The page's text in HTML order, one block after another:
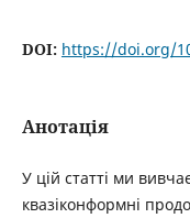
DOI: https://doi.org/
Анотація
У цій статті ми
квазіконформні